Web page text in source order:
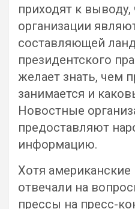
приходят к
организации
составляющей
президентского
желает знать, чем
занимается и
Новостные
предоставляют
информацию.
Хотя
отвечали на
прессы на пресс-